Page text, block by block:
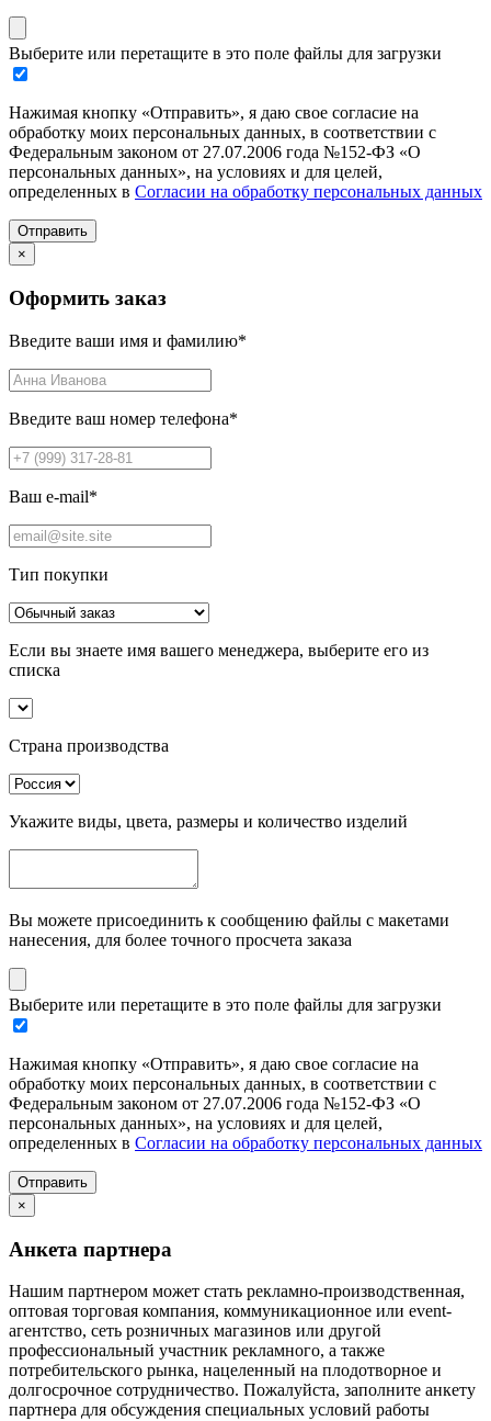
Выберите или перетащите в это поле файлы для загрузки
Нажимая кнопку «Отправить», я даю свое согласие на
обработку моих персональных данных, в соответствии с
Федеральным законом от 27.07.2006 года №152-ФЗ «О
персональных данных», на условиях и для целей,
определенных в Согласии на обработку персональных данных
Отправить
×
Оформить заказ
Введите ваши имя и фамилию*
Введите ваш номер телефона*
Ваш e-mail*
Тип покупки
Если вы знаете имя вашего менеджера, выберите его из
списка
Страна производства
Укажите виды, цвета, размеры и количество изделий
Вы можете присоединить к сообщению файлы с макетами
нанесения, для более точного просчета заказа
Выберите или перетащите в это поле файлы для загрузки
Нажимая кнопку «Отправить», я даю свое согласие на
обработку моих персональных данных, в соответствии с
Федеральным законом от 27.07.2006 года №152-ФЗ «О
персональных данных», на условиях и для целей,
определенных в Согласии на обработку персональных данных
Отправить
×
Анкета партнера
Нашим партнером может стать рекламно-производственная,
оптовая торговая компания, коммуникационное или event-
агентство, сеть розничных магазинов или другой
профессиональный участник рекламного, а также
потребительского рынка, нацеленный на плодотворное и
долгосрочное сотрудничество. Пожалуйста, заполните анкету
партнера для обсуждения специальных условий работы